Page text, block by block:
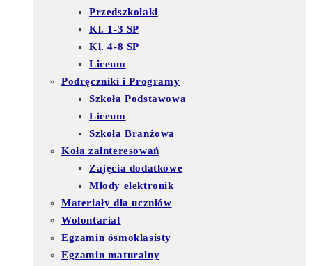
Przedszkolaki
Kl. 1-3 SP
Kl. 4-8 SP
Liceum
Podręczniki i Programy
Szkoła Podstawowa
Liceum
Szkoła Branżowa
Koła zainteresowań
Zajęcia dodatkowe
Młody elektronik
Materiały dla uczniów
Wolontariat
Egzamin ósmoklasisty
Egzamin maturalny